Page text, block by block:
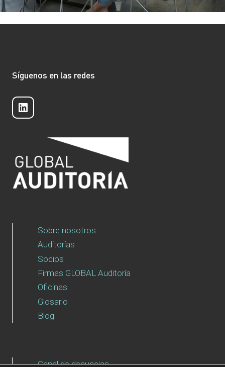
Síguenos en las redes
LinkedIn
Sobre nosotros
Auditorías
Socios
Firmas GLOBAL Auditoría
Oficinas
Glosario
Blog
Canal de denuncias